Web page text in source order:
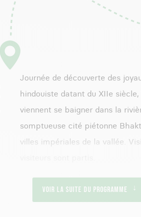
Journée de découverte des
hindouiste datant du XIIe
viennent se baigner dans la
somptueuse cité piétonne
villes impériales de la vallée.
Voir la suite du programme